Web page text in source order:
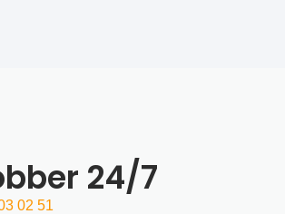
24/7
02 51